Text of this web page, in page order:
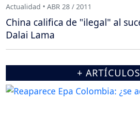
Actualidad • ABR 28 / 2011
China califica de "ilegal" al
Dalai Lama
+ ARTÍCULOS